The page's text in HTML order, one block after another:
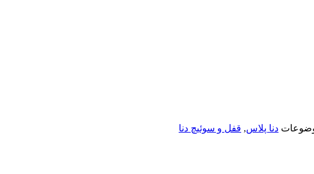
دنا پلاس, قفل و سوئیچ دنا